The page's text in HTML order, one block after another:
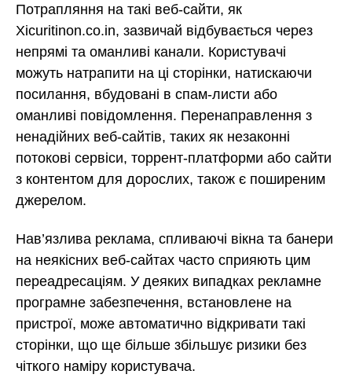
Потрапляння на такі веб-сайти, як
Xicuritinon.co.in, зазвичай відбувається через
непрямі та оманливі канали. Користувачі
можуть натрапити на ці сторінки, натискаючи
посилання, вбудовані в спам-листи або
оманливі повідомлення. Перенаправлення з
ненадійних веб-сайтів, таких як незаконні
потокові сервіси, торрент-платформи або сайти
з контентом для дорослих, також є поширеним
джерелом.
Нав’язлива реклама, спливаючі вікна та банери
на неякісних веб-сайтах часто сприяють цим
переадресаціям. У деяких випадках рекламне
програмне забезпечення, встановлене на
пристрої, може автоматично відкривати такі
сторінки, що ще більше збільшує ризики без
чіткого наміру користувача.